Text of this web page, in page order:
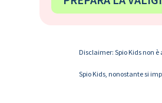
Disclaimer: Spio Kids non
Spio Kids, nonostante si